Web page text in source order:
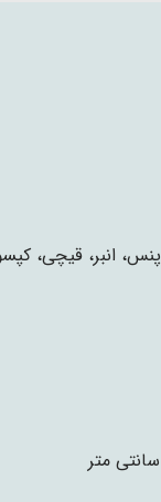
پنس، انبر، قیچی،